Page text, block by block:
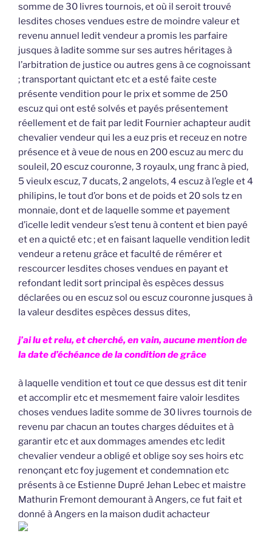
somme de 30 livres tournois, et où il seroit trouvé
lesdites choses vendues estre de moindre valeur et
revenu annuel ledit vendeur a promis les parfaire
jusques à ladite somme sur ses autres héritages à
l’arbitration de justice ou autres gens à ce cognoissant
; transportant quictant etc et a esté faite ceste
présente vendition pour le prix et somme de 250
escuz qui ont esté solvés et payés présentement
réellement et de fait par ledit Fournier achapteur audit
chevalier vendeur qui les a euz pris et receuz en notre
présence et à veue de nous en 200 escuz au merc du
souleil, 20 escuz couronne, 3 royaulx, ung franc à pied,
5 vieulx escuz, 7 ducats, 2 angelots, 4 escuz à l’egle et 4
philipins, le tout d’or bons et de poids et 20 sols tz en
monnaie, dont et de laquelle somme et payement
d’icelle ledit vendeur s’est tenu à content et bien payé
et en a quicté etc ; et en faisant laquelle vendition ledit
vendeur a retenu grâce et faculté de rémérer et
rescourcer lesdites choses vendues en payant et
refondant ledit sort principal ès espèces dessus
déclarées ou en escuz sol ou escuz couronne jusques à
la valeur desdites espèces dessus dites,
j’ai lu et relu, et cherché, en vain, aucune mention de
la date d’échéance de la condition de grâce
à laquelle vendition et tout ce que dessus est dit tenir
et accomplir etc et mesmement faire valoir lesdites
choses vendues ladite somme de 30 livres tournois de
revenu par chacun an toutes charges déduites et à
garantir etc et aux dommages amendes etc ledit
chevalier vendeur a obligé et oblige soy ses hoirs etc
renonçant etc foy jugement et condemnation etc
présents à ce Estienne Dupré Jehan Lebec et maistre
Mathurin Fremont demourant à Angers, ce fut fait et
donné à Angers en la maison dudit achacteur